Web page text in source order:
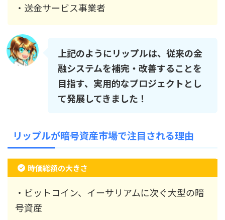
・送金サービス事業者
上記のようにリップルは、従来の金
融システムを補完・改善することを
目指す、実用的なプロジェクトとし
て発展してきました！
リップルが暗号資産市場で注目される理由
時価総額の大きさ
・ビットコイン、イーサリアムに次ぐ大型の暗
号資産